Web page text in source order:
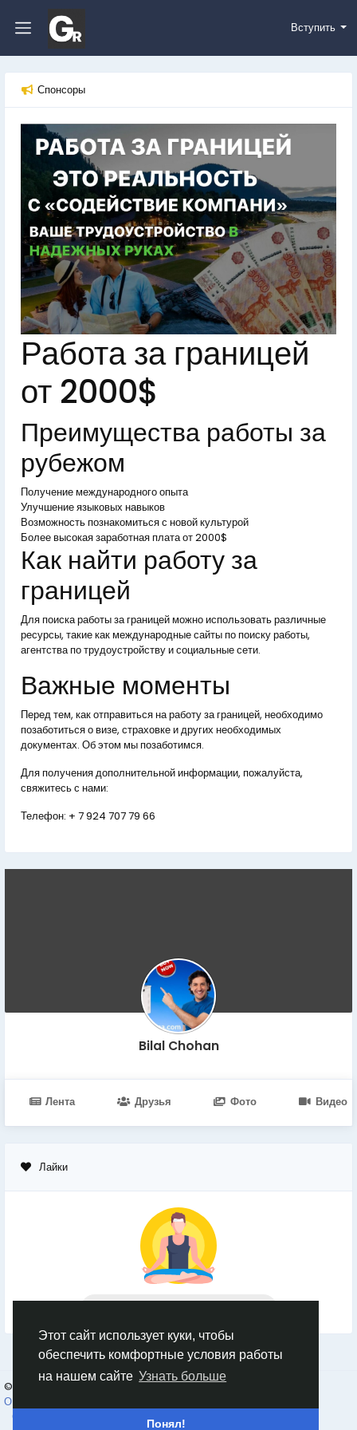
Этот сайт использует куки, чтобы
обеспечить комфортные условия работы
на нашем сайте Узнать больше
Понял!
Вступить
Спонсоры
Работа за границей
от 2000$
Преимущества работы за
рубежом
Получение международного опыта
Улучшение языковых навыков
Возможность познакомиться с новой культурой
Более высокая заработная плата от 2000$
Как найти работу за
границей
Для поиска работы за границей можно использовать различные
ресурсы, такие как международные сайты по поиску работы,
агентства по трудоустройству и социальные сети.
Важные моменты
Перед тем, как отправиться на работу за границей, необходимо
позаботиться о визе, страховке и других необходимых
документах. Об этом мы позаботимся.
Для получения дополнительной информации, пожалуйста,
свяжитесь с нами:
Телефон: + 7 924 707 79 66
Bilal Chohan
Лента Друзья Фото Видео
Лайки
© 2026 Goruss
Russian
О Нас
Свяжитесь с нами